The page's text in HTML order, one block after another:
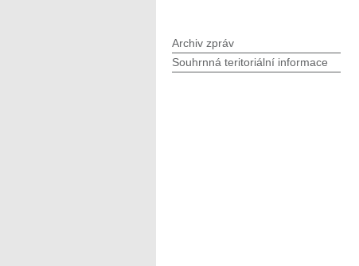
Archiv zpráv
Souhrnná teritoriální informace